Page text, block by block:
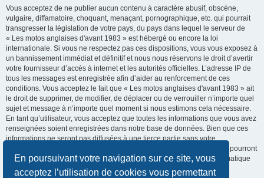
En poursuivant votre navigation sur ce site, vous
acceptez l’utilisation de cookies vous permettant
Vous acceptez de ne publier aucun contenu à caractère abusif, obscène,
vulgaire, diffamatoire, choquant, menaçant, pornographique, etc. qui pourrait
transgresser la législation de votre pays, du pays dans lequel le serveur de
« Les motos anglaises d'avant 1983 » est hébergé ou encore la loi
internationale. Si vous ne respectez pas ces dispositions, vous vous exposez à
un bannissement immédiat et définitif et nous nous réservons le droit d’avertir
votre fournisseur d’accès à internet et les autorités officielles. L’adresse IP de
tous les messages est enregistrée afin d’aider au renforcement de ces
conditions. Vous acceptez le fait que « Les motos anglaises d'avant 1983 » ait
le droit de supprimer, de modifier, de déplacer ou de verrouiller n’importe quel
sujet et message à n’importe quel moment si nous estimons cela nécessaire.
En tant qu’utilisateur, vous acceptez que toutes les informations que vous avez
renseignées soient enregistrées dans notre base de données. Bien que ces
informations ne seront pas diffusées à une tierce partie sans votre
consentement, ni « Les motos anglaises d'avant 1983 », ni phpBB, ne pourront
être tenus comme responsables en cas de tentative de piratage informatique
visant à compromettre vos données.